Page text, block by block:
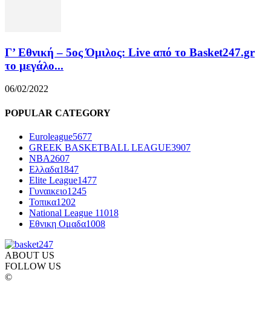
Γ’ Εθνική – 5ος Όμιλος: Live από το Basket247.gr
το μεγάλο...
06/02/2022
POPULAR CATEGORY
Euroleague5677
GREEK BASKETBALL LEAGUE3907
NBA2607
Ελλαδα1847
Elite League1477
Γυναικειο1245
Τοπικα1202
National League 11018
Εθνικη Ομαδα1008
ABOUT US
FOLLOW US
©